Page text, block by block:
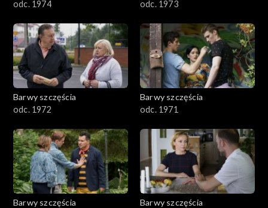
odc. 1974 odc. 1973
Barwy szczęścia
odc. 1972
Barwy szczęścia
odc. 1971
Barwy szczęścia
Barwy szczęścia